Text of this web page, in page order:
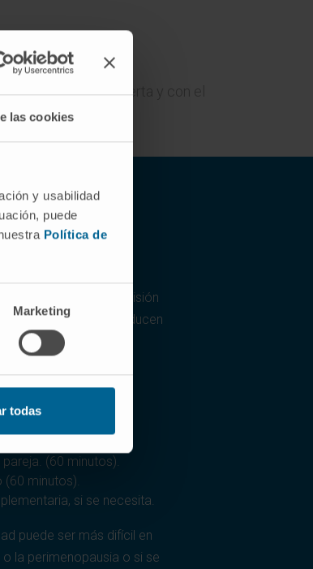
las cookies
y usabilidad
puede
Política de
Marketing
todas
monitora experta y con el
a identificar con precisión
cambios que se producen
biológicos de la
de la mujer que
si está
(60 minutos).
(60 minutos).
si se necesita.
puede ser más difícil en
la perimenopausia o si se